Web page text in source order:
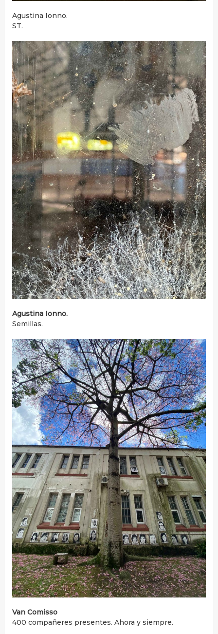
Agustina Ionno.
ST.
Agustina Ionno.
Semillas.
Van Comisso
400 compañeres presentes. Ahora y siempre.